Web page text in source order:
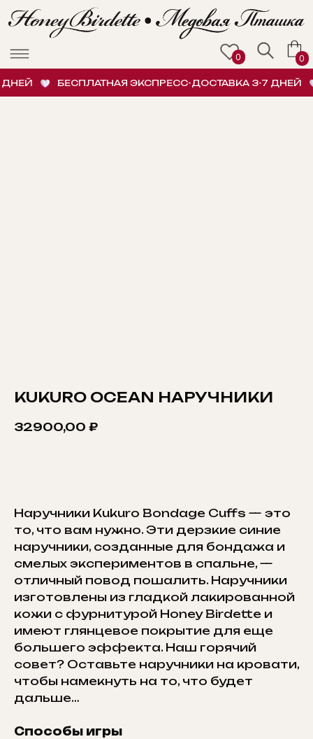
БЕСПЛАТНАЯ ЭКСПРЕСС-ДОСТАВКА 3-7 ДНЕЙ
KUKURO OCEAN НАРУЧНИКИ
32900,00 ₽
Наручники Kukuro Bondage Cuffs — это
то, что вам нужно. Эти дерзкие синие
наручники, созданные для бондажа и
смелых экспериментов в спальне, —
отличный повод пошалить. Наручники
изготовлены из гладкой лакированной
кожи с фурнитурой Honey Birdette и
имеют глянцевое покрытие для еще
большего эффекта. Наш горячий
совет? Оставьте наручники на кровати,
чтобы намекнуть на то, что будет
дальше…
Способы игры